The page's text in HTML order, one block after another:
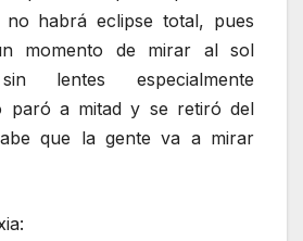
habrá eclipse total, pues
momento de mirar al sol
lentes especialmente
paró a mitad y se retiró del
que la gente va a mirar